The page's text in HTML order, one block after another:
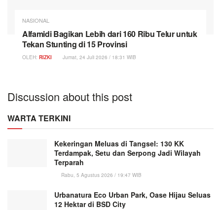
NASIONAL
Alfamidi Bagikan Lebih dari 160 Ribu Telur untuk
Tekan Stunting di 15 Provinsi
OLEH: RIZKI Jumat, 24 Juli 2026 / 18:31 WIB
Discussion about this post
WARTA TERKINI
Kekeringan Meluas di Tangsel: 130 KK
Terdampak, Setu dan Serpong Jadi Wilayah
Terparah
Rabu, 5 Agustus 2026 / 19:47 WIB
Urbanatura Eco Urban Park, Oase Hijau Seluas
12 Hektar di BSD City